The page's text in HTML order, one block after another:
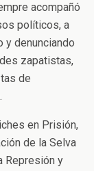
acompañó
políticos, a
denunciando
zapatistas,
de
en Prisión,
de la Selva
Represión y